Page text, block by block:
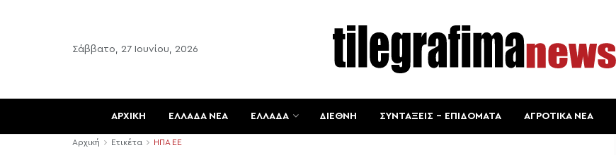
Σάββατο, 27 Ιουνίου, 2026
ΑΡΧΙΚΗ ΕΛΛΑΔΑ ΝΕΑ ΕΛΛΑΔΑ ΔΙΕΘΝΗ ΣΥΝΤΑΞΕΙΣ – ΕΠΙΔΟΜΑΤΑ ΑΓΡΟΤΙΚΑ ΝΕΑ
Αρχική Ετικέτα ΗΠΑ ΕΕ